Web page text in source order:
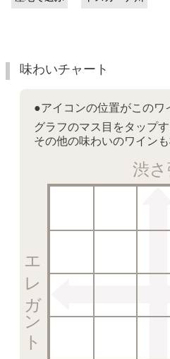
味わいチャート
●アイコンの位置がこのワ
グラフのマス目をタップす
その他の味わいのワイン
渋さ
エレガント